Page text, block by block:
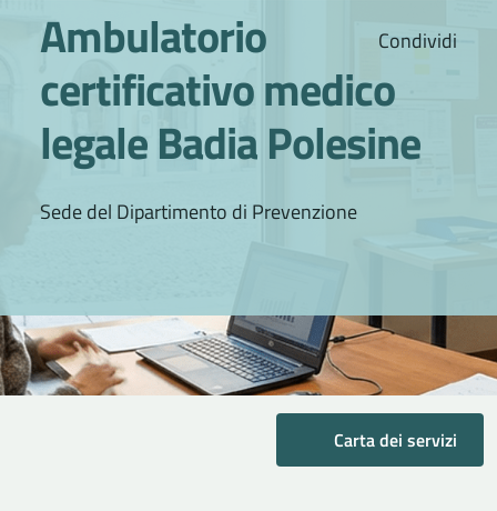
Condividi
Ambulatorio
certificativo medico
legale Badia Polesine
Sede del Dipartimento di Prevenzione
Carta dei servizi